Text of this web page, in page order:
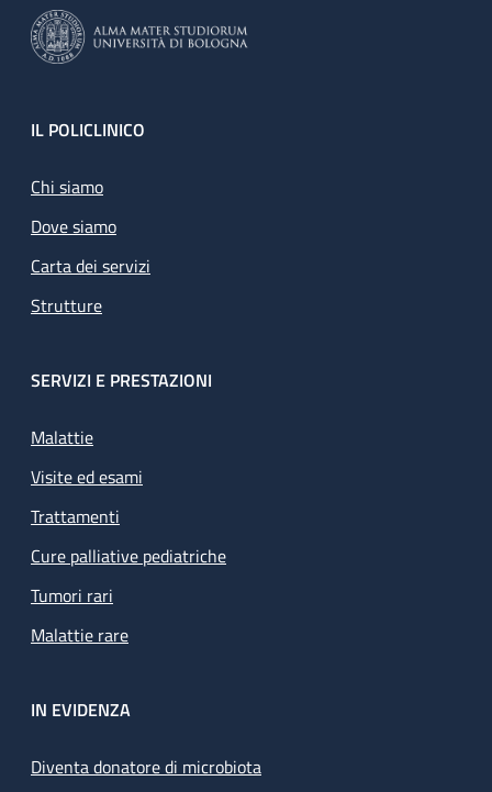
Footer
IL POLICLINICO
Chi siamo
Dove siamo
Carta dei servizi
Strutture
SERVIZI E PRESTAZIONI
Malattie
Visite ed esami
Trattamenti
Cure palliative pediatriche
Tumori rari
Malattie rare
IN EVIDENZA
Diventa donatore di microbiota